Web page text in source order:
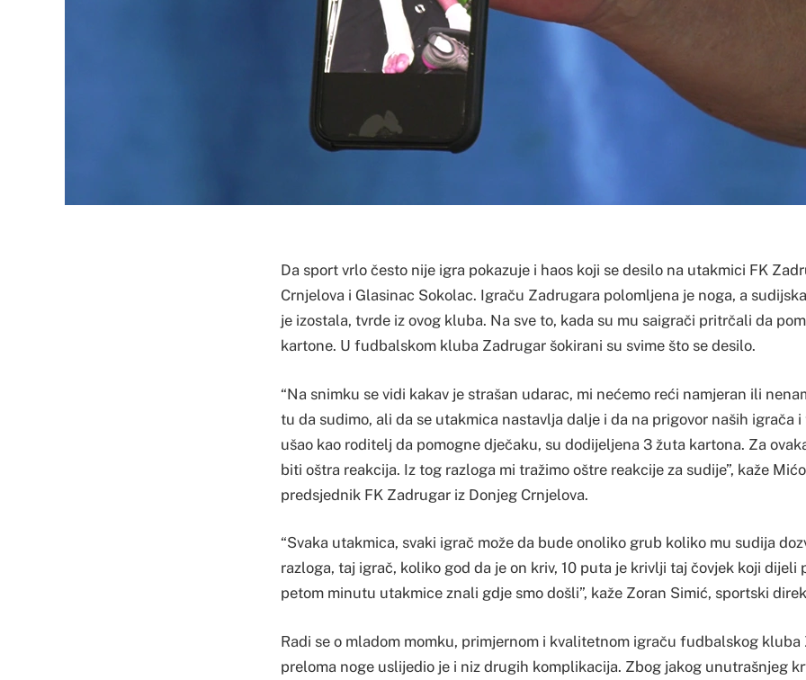
Da sport vrlo često nije igra pokazuje i haos koji se desilo na utakmici FK
Crnjelova i Glasinac Sokolac. Igraču Zadrugara polomljena je noga, a
je izostala, tvrde iz ovog kluba. Na sve to, kada su mu saigrači pritrčali da
kartone. U fudbalskom kluba Zadrugar šokirani su svime što se desilo.
“Na snimku se vidi kakav je strašan udarac, mi nećemo reći namjeran ili
tu da sudimo, ali da se utakmica nastavlja dalje i da na prigovor naših igrača
ušao kao roditelj da pomogne dječaku, su dodijeljena 3 žuta kartona. Za
biti oštra reakcija. Iz tog razloga mi tražimo oštre reakcije za sudije”, kaže
predsjednik FK Zadrugar iz Donjeg Crnjelova.
“Svaka utakmica, svaki igrač može da bude onoliko grub koliko mu sudija
razloga, taj igrač, koliko god da je on kriv, 10 puta je krivlji taj čovjek koji dijeli
petom minutu utakmice znali gdje smo došli”, kaže Zoran Simić, sportski
Radi se o mladom momku, primjernom i kvalitetnom igraču fudbalskog kluba
preloma noge uslijedio je i niz drugih komplikacija. Zbog jakog unutrašnjeg